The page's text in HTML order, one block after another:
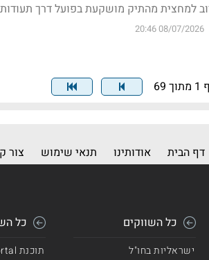
למחצית מהתיק מושקעת בפועל דרך
08/07/2026 20:46
דף הבית אודותינו תנאי שימוש צור
כל השווקים
ישראליות בחו"ל
כל
תוכנת Terminal Bizportal